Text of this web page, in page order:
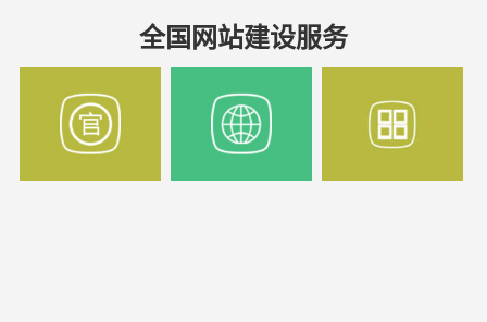
全国网站建设服务